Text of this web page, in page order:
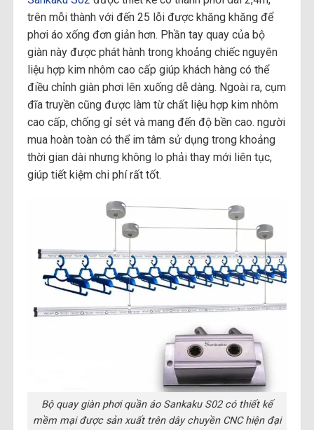
trên mỗi thành với đến 25 lỗi được khăng khăng để
phơi áo xống đơn giản hơn. Phần tay quay của bộ
giàn này được phát hành trong khoảng chiếc nguyên
liệu hợp kim nhôm cao cấp giúp khách hàng có thể
điều chỉnh giàn phơi lên xuống dễ dàng. Ngoài ra, cụm
đĩa truyền cũng được làm từ chất liệu hợp kim nhôm
cao cấp, chống gỉ sét và mang đến độ bền cao. người
mua hoàn toàn có thể im tâm sử dụng trong khoảng
thời gian dài nhưng không lo phải thay mới liên tục,
giúp tiết kiệm chi phí rất tốt.
Bộ quay giàn phơi quần áo Sankaku S02 có thiết kế
mềm mại được sản xuất trên dây chuyền CNC hiện đại